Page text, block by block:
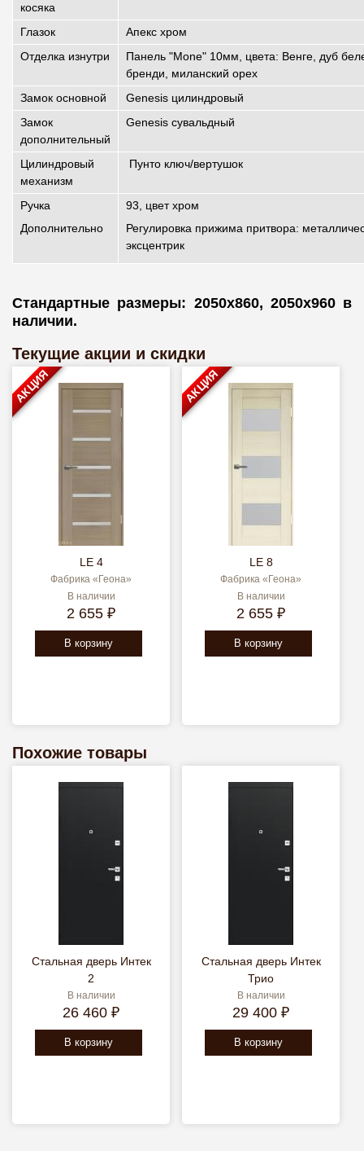
косяка
Глазок
Апекс хром
Отделка изнутри
Панель "Mone" 10мм, цвета: Венге, дуб
бренди, миланский орех
Замок основной
Genesis цилиндровый
Замок
дополнительный
Genesis сувальдный
Цилиндровый
механизм
Пунто ключ/вертушок
Ручка
Дополнительно
93, цвет хром
Регулировка прижима притвора:
эксцентрик
Стандартные размеры: 2050х860, 2050х960 в
наличии.
Текущие акции и скидки
LE 4
Фабрика «Геона»
В наличии
2 655 ₽
В корзину
АКЦИЯ
LE 8
Фабрика «Геона»
В наличии
2 655 ₽
В корзину
АКЦИЯ
Похожие товары
Стальная дверь Интек
2
В наличии
26 460 ₽
В корзину
Стальная дверь Интек
Трио
В наличии
29 400 ₽
В корзину